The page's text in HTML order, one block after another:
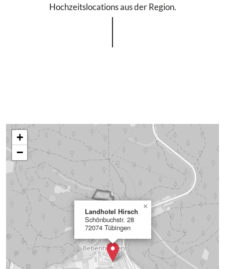
Hochzeitslocations aus der Region.
Landhotel Hirsch
Schönbuchstr. 28
72074 Tübingen
×
+
−